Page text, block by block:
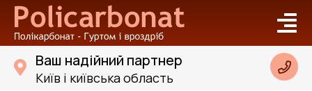
Ваш надійний партнер
Київ і київська область